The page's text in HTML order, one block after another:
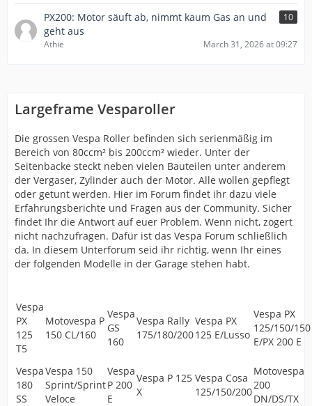
PX200: Motor säuft ab, nimmt kaum Gas an und
geht aus
10
Athie March 31, 2026 at 09:27
Largeframe Vesparoller
Die grossen Vespa Roller befinden sich serienmäßig im
Bereich von 80ccm² bis 200ccm² wieder. Unter der
Seitenbacke steckt neben vielen Bauteilen unter anderem
der Vergaser, Zylinder auch der Motor. Alle wollen gepflegt
oder getunt werden. Hier im Forum findet ihr dazu viele
Erfahrungsberichte und Fragen aus der Community. Sicher
findet Ihr die Antwort auf euer Problem. Wenn nicht, zögert
nicht nachzufragen. Dafür ist das Vespa Forum schließlich
da. In diesem Unterforum seid ihr richtig, wenn Ihr eines
der folgenden Modelle in der Garage stehen habt.
Vespa
PX
125
T5
Motovespa P
150 CL/160
Vespa
GS
160
Vespa Rally
175/180/200
Vespa PX
125 E/Lusso
Vespa PX
125/150/150
E/PX 200 E
Vespa
180
SS
Vespa 150
Sprint/Sprint
Veloce
Vespa
P 200
E
Vespa P 125
X
Vespa Cosa
125/150/200
Motovespa
200
DN/DS/TX